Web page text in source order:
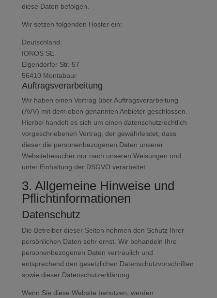
diese Daten befolgen.
Wir setzen folgenden Hoster ein:
Deutschland:
IONOS SE
Elgendorfer Str. 57
56410 Montabaur
Auftragsverarbeitung
Wir haben einen Vertrag über Auftragsverarbeitung
(AVV) mit dem oben genannten Anbieter geschlossen.
Hierbei handelt es sich um einen datenschutzrechtlich
vorgeschriebenen Vertrag, der gewährleistet, dass
dieser die personenbezogenen Daten unserer
Websitebesucher nur nach unseren Weisungen und
unter Einhaltung der DSGVO verarbeitet.
3. Allgemeine Hinweise und
Pflicht­informationen
Datenschutz
Die Betreiber dieser Seiten nehmen den Schutz Ihrer
persönlichen Daten sehr ernst. Wir behandeln Ihre
personenbezogenen Daten vertraulich und
entsprechend den gesetzlichen Datenschutzvorschriften
sowie dieser Datenschutzerklärung.
Wenn Sie diese Website benutzen, werden